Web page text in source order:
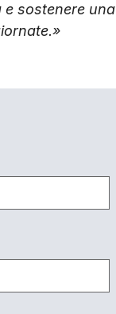
sostenere una